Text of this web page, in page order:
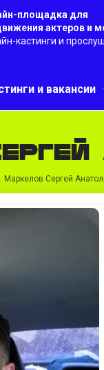
площадка для
актеров и
кастинги и
и вакансии
Маркелов Сергей